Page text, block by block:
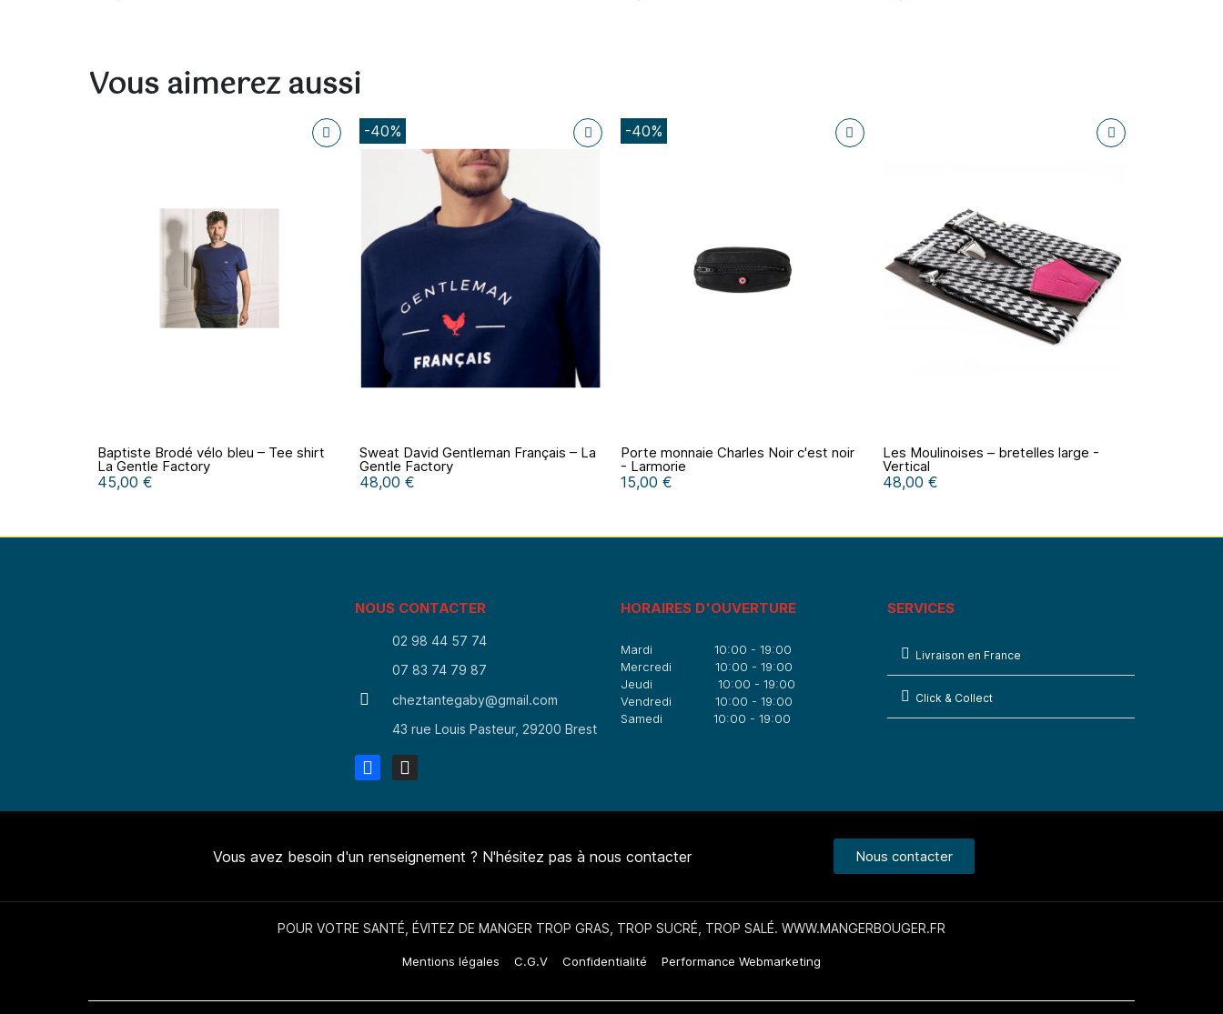
Vous aimerez aussi
Baptiste Brodé vélo bleu – Tee shirt
La Gentle Factory
45,00 €
-40%
Sweat David Gentleman Français – La
Gentle Factory
48,00 €
-40%
Porte monnaie Charles Noir c'est noir
- Larmorie
15,00 €
Les Moulinoises – bretelles large -
Vertical
48,00 €
NOUS CONTACTER
02 98 44 57 74
07 83 74 79 87
cheztantegaby@gmail.com
43 rue Louis Pasteur, 29200 Brest
HORAIRES D'OUVERTURE
Mardi 10:00 - 19:00
Mercredi 10:00 - 19:00
Jeudi 10:00 - 19:00
Vendredi 10:00 - 19:00
Samedi 10:00 - 19:00
SERVICES
Livraison en France
Click & Collect
Vous avez besoin d'un renseignement ? N'hésitez pas à nous contacter Nous contacter
POUR VOTRE SANTÉ, ÉVITEZ DE MANGER TROP GRAS, TROP SUCRÉ, TROP SALÉ. WWW.MANGERBOUGER.FR
Mentions légales C.G.V Confidentialité Performance Webmarketing